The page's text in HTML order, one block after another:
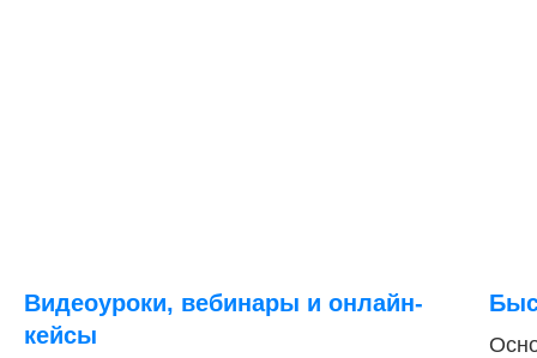
Видеоуроки, вебинары и онлайн-
кейсы